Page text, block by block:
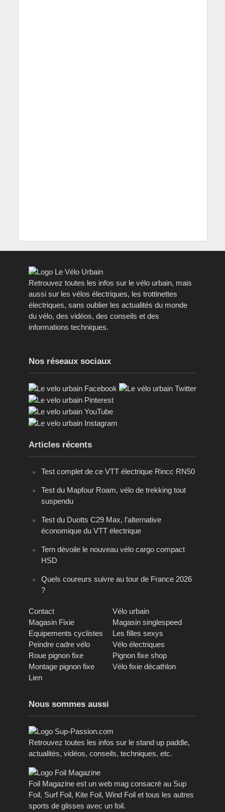
Retrouvez toutes les infos sur le vélo urbain, mais
aussi sur les vélos électriques, les trottinettes
électriques, sans oublier les actualités du monde
du vélo, des vidéos, des conseils et des
informations techniques.
Nos réseaux sociaux
Articles récents
Test complet de ce VTT électrique Rincc RN50
Test du Mapfour Roam, vélo de trekking tout
suspendu
Test du Duotts C29 Max, l’alternative
économique du VTT électrique
Tern dévoile le nouveau vélo cargo compact
HSD
Quels coureurs suivre au tour de France 2026
?
Contact
Vélo urbain
Magasin Fixie
Magasin singlespeed
Equipements cyclistes
Les filles sexys
Peindre cadre vélo
Vélo électriques
Roue pignon fixe
Pignon fixe shop
Montage pignon fixe
Vélo fixie décathlon
Lien
Nous sommes aussi
Retrouvez toutes les infos sur le stand up paddle,
actualités, vidéos, conseils, techniques, etc.
Foil Magazine est un web mag consacré au Sup
Foil, Surf Foil, Kite Foil, Wind Foil et tous les autres
sports de glisses avec un foil.